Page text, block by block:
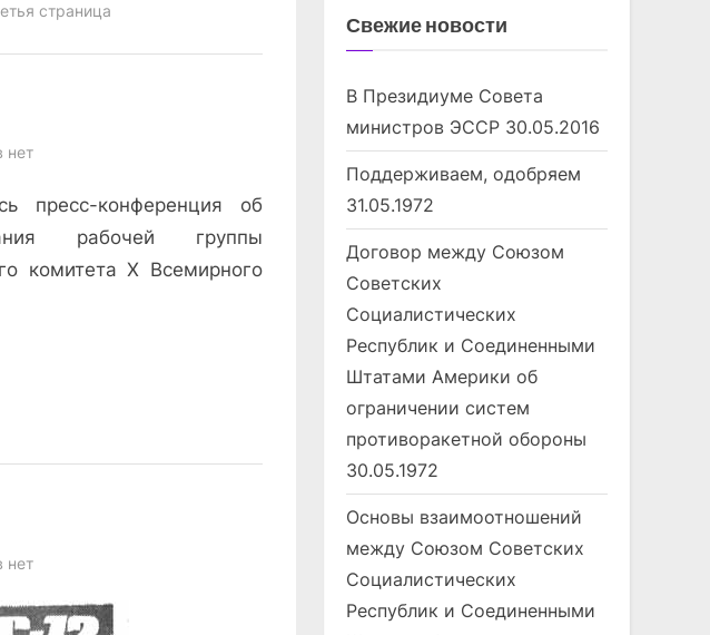
страница
к
Фестивалю
навстречу
нет
пресс-конференция об
рабочей группы
комитета X Всемирного
к
Визит
нет
Свежие новости
В Президиуме Совета
министров ЭССР 30.05.2016
Поддерживаем, одобряем
31.05.1972
Договор между Союзом
Советских
Социалистических
Республик и Соединенными
Штатами Америки об
ограничении систем
противоракетной обороны
30.05.1972
Основы взаимоотношений
между Союзом Советских
Социалистических
Республик и Соединенными